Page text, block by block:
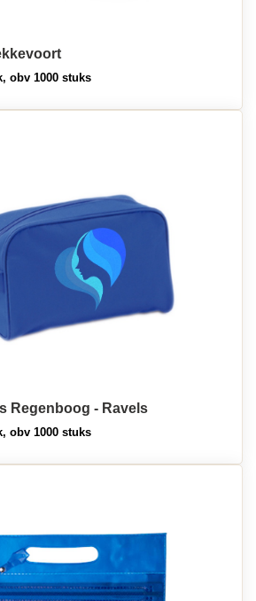
obv 1000 stuks
Regenboog - Ravels
obv 1000 stuks